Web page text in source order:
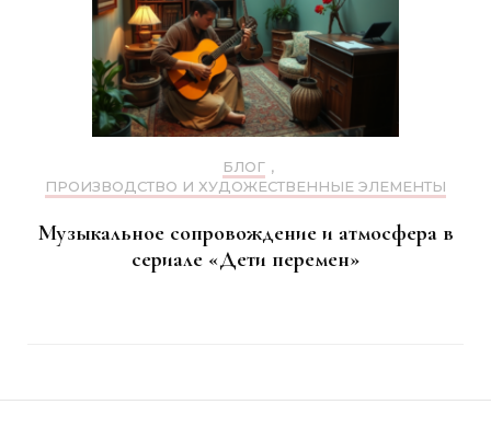
БЛОГ ,
ПРОИЗВОДСТВО И ХУДОЖЕСТВЕННЫЕ ЭЛЕМЕНТЫ
Музыкальное сопровождение и атмосфера в
сериале «Дети перемен»